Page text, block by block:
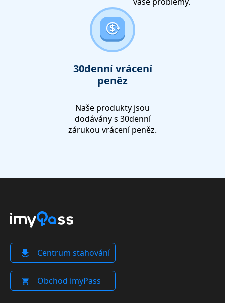
30denní vrácení
peněz
Naše produkty jsou
dodávány s 30denní
zárukou vrácení peněz.
Centrum stahování
Obchod imyPass